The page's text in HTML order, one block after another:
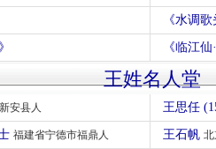
《水调
《临江
王姓名人堂
安县人 王思任
福建省宁德市福鼎人 王石帆